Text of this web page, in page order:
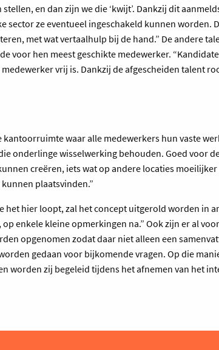
en dan zijn we die ‘kwijt’. Dankzij dit
sector ze eventueel ingeschakeld kunnen worden.
met wat vertaalhulp bij de hand.” De andere
voor hen meest geschikte medewerker.
vrij is. Dankzij de afgescheiden talent
kantoorruimte waar alle medewerkers hun vaste
onderlinge wisselwerking behouden. Goed voor
creëren, iets wat op andere locaties moeilijker
plaatsvinden.”
het hier loopt, zal het concept uitgerold worden in
enkele kleine opmerkingen na.” Ook zijn er al
opgenomen zodat daar niet alleen een
gedaan voor bijkomende vragen. Op die
worden zij begeleid tijdens het afnemen van het